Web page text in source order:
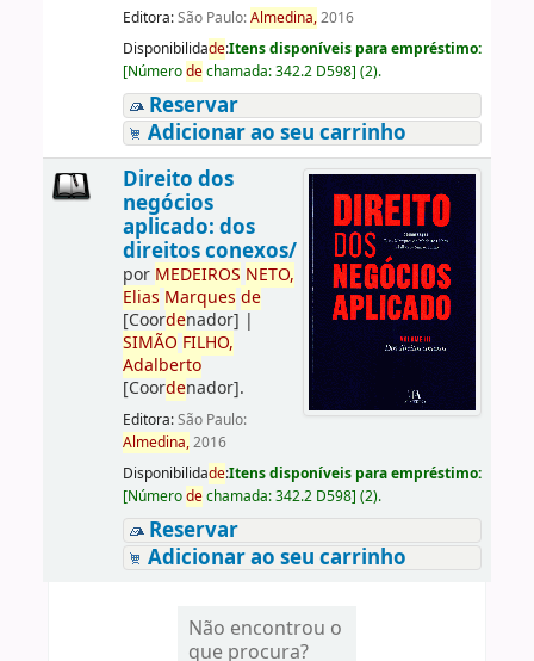
Editora:São Paulo:Almedina,2016
Disponibilidade:Itens disponíveis para empréstimo:
[Númerodechamada:342.2 D598] (2).
Reservar
Adicionar ao seu carrinho
Direito dos
negócios
aplicado: dos
direitos conexos/
por MEDEIROS NETO,
Elias Marques de
[Coordenador] |
SIMÃO FILHO,
Adalberto
[Coordenador].
Editora:São Paulo:
Almedina,2016
Disponibilidade:Itens disponíveis para empréstimo:
[Númerodechamada:342.2 D598] (2).
Reservar
Adicionar ao seu carrinho
Não encontrou o
que procura?